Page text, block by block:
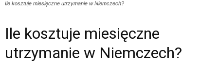
Ile kosztuje miesięczne utrzymanie w Niemczech?
Ile kosztuje miesięczne
utrzymanie w Niemczech?